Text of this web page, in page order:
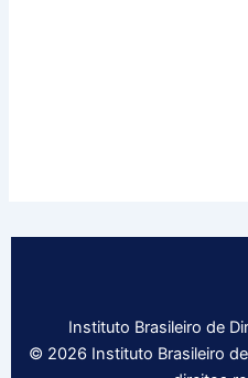
Instituto Brasileiro de
© 2026 Instituto Brasileiro